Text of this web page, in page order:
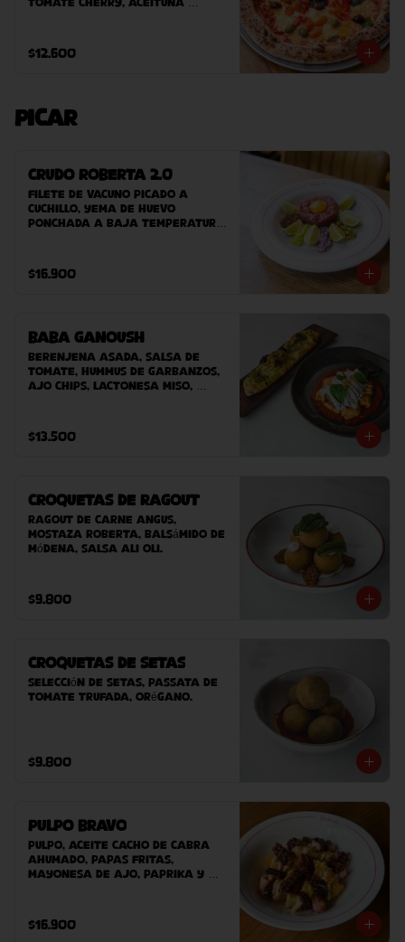
$12.600
Picar
Crudo Roberta 2.0
Filete de vacuno picado a
cuchillo, yema de huevo
ponchada a baja temperatura,
mostaza balsámica Roberta,
acompañado de nuestro pan
$16.900
Baba Ganoush
Berenjena asada, Salsa de
tomate, hummus de garbanzos,
ajo chips, lactonesa miso,
sésamo).
$13.500
Croquetas de Ragout
Ragout de carne Angus,
mostaza Roberta, balsámido de
Módena, salsa ali oli.
$9.800
Croquetas de Setas
Selección de setas, passata de
tomate trufada, orégano.
$9.800
Pulpo Bravo
Pulpo, aceite cacho de cabra
ahumado, papas fritas,
mayonesa de ajo, paprika y
$16.900